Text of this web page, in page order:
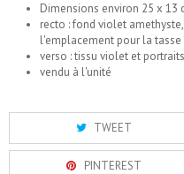
Dimensions environ 25 x 13
recto : fond violet
l'emplacement pour la tasse
verso : tissu violet et
vendu à l'unité
TWEET
PINTEREST